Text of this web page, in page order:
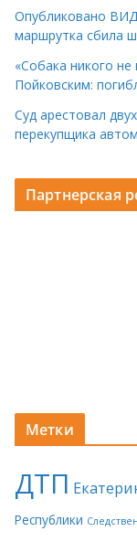
Опубликовано
маршрутка сбила
«Собака никого
Пойковским:
Суд арестовал
перекупщика
Партнерская
Метки
ДТП
Республики